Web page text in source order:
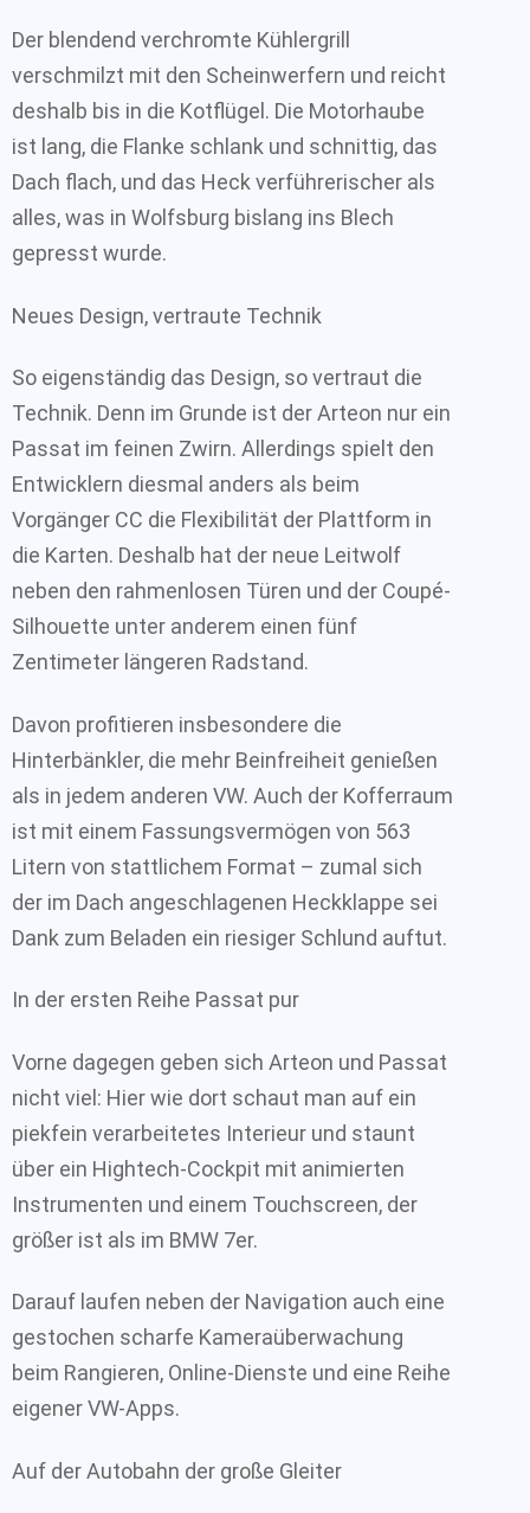
Der blendend verchromte Kühlergrill
verschmilzt mit den Scheinwerfern und reicht
deshalb bis in die Kotflügel. Die Motorhaube
ist lang, die Flanke schlank und schnittig, das
Dach flach, und das Heck verführerischer als
alles, was in Wolfsburg bislang ins Blech
gepresst wurde.
Neues Design, vertraute Technik
So eigenständig das Design, so vertraut die
Technik. Denn im Grunde ist der Arteon nur ein
Passat im feinen Zwirn. Allerdings spielt den
Entwicklern diesmal anders als beim
Vorgänger CC die Flexibilität der Plattform in
die Karten. Deshalb hat der neue Leitwolf
neben den rahmenlosen Türen und der Coupé-
Silhouette unter anderem einen fünf
Zentimeter längeren Radstand.
Davon profitieren insbesondere die
Hinterbänkler, die mehr Beinfreiheit genießen
als in jedem anderen VW. Auch der Kofferraum
ist mit einem Fassungsvermögen von 563
Litern von stattlichem Format – zumal sich
der im Dach angeschlagenen Heckklappe sei
Dank zum Beladen ein riesiger Schlund auftut.
In der ersten Reihe Passat pur
Vorne dagegen geben sich Arteon und Passat
nicht viel: Hier wie dort schaut man auf ein
piekfein verarbeitetes Interieur und staunt
über ein Hightech-Cockpit mit animierten
Instrumenten und einem Touchscreen, der
größer ist als im BMW 7er.
Darauf laufen neben der Navigation auch eine
gestochen scharfe Kameraüberwachung
beim Rangieren, Online-Dienste und eine Reihe
eigener VW-Apps.
Auf der Autobahn der große Gleiter